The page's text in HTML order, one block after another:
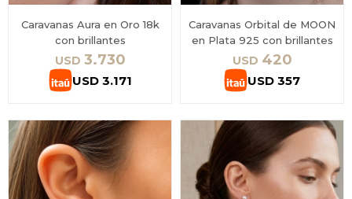
Caravanas Aura en Oro 18k
con brillantes
USD 3.730
USD 3.171
Caravanas Orbital de MOON
en Plata 925 con brillantes
USD 420
USD 357